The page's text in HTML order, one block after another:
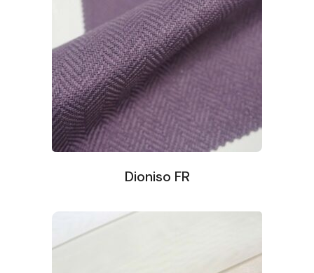
Dioniso FR